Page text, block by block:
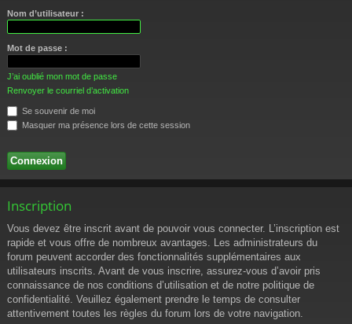
Nom d’utilisateur :
Mot de passe :
J’ai oublié mon mot de passe
Renvoyer le courriel d’activation
Se souvenir de moi
Masquer ma présence lors de cette session
Inscription
Vous devez être inscrit avant de pouvoir vous connecter. L’inscription est
rapide et vous offre de nombreux avantages. Les administrateurs du
forum peuvent accorder des fonctionnalités supplémentaires aux
utilisateurs inscrits. Avant de vous inscrire, assurez-vous d’avoir pris
connaissance de nos conditions d’utilisation et de notre politique de
confidentialité. Veuillez également prendre le temps de consulter
attentivement toutes les règles du forum lors de votre navigation.